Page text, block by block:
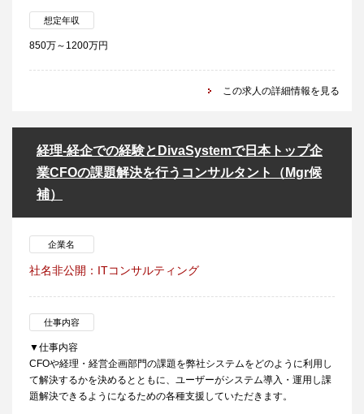
想定年収
850万～1200万円
この求人の詳細情報を見る
経理-経企での経験とDivaSystemで日本トップ企
業CFOの課題解決を行うコンサルタント（Mgr候
補）
企業名
社名非公開：ITコンサルティング
仕事内容
▼仕事内容
CFOや経理・経営企画部門の課題を弊社システムをどのように利用し
て解決するかを決めるとともに、ユーザーがシステム導入・運用し課
題解決できるようになるための各種支援していただきます。